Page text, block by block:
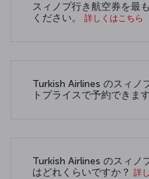
スィノプ行き航空券を最
ください。 詳しくはこちら
Turkish Airlines のスィノ
トプライスで予約できま
Turkish Airlines のスィノ
はどれくらいですか？ 詳